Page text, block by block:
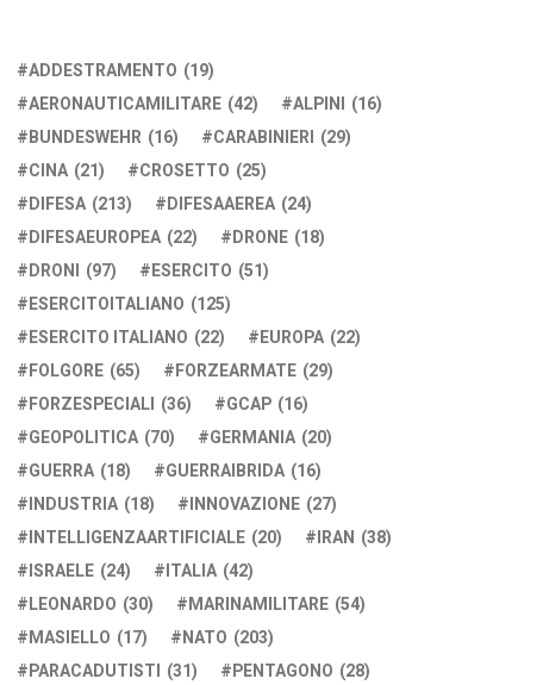
ADDESTRAMENTO (19)
AERONAUTICAMILITARE (42) ALPINI (16)
BUNDESWEHR (16) CARABINIERI (29)
CINA (21) CROSETTO (25)
DIFESA (213) DIFESAAEREA (24)
DIFESAEUROPEA (22) DRONE (18)
DRONI (97) ESERCITO (51)
ESERCITOITALIANO (125)
ESERCITO ITALIANO (22) EUROPA (22)
FOLGORE (65) FORZEARMATE (29)
FORZESPECIALI (36) GCAP (16)
GEOPOLITICA (70) GERMANIA (20)
GUERRA (18) GUERRAIBRIDA (16)
INDUSTRIA (18) INNOVAZIONE (27)
INTELLIGENZAARTIFICIALE (20) IRAN (38)
ISRAELE (24) ITALIA (42)
LEONARDO (30) MARINAMILITARE (54)
MASIELLO (17) NATO (203)
PARACADUTISTI (31) PENTAGONO (28)